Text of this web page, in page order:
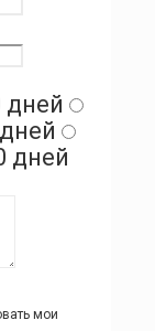
дней
дней
мои